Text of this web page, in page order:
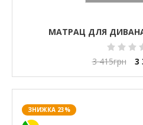
МАТРАЦ ДЛЯ ДИВАНА
3 415грн 3
ЗНИЖКА 23%